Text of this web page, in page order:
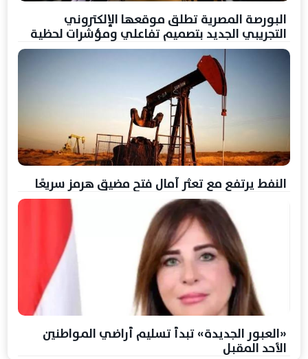
البورصة المصرية تطلق موقعها الإلكتروني
التجريبي الجديد بتصميم تفاعلي ومؤشرات لحظية
النفط يرتفع مع تعثر آمال فتح مضيق هرمز سريعًا
«العبور الجديدة» تبدأ تسليم أراضي المواطنين
الأحد المقبل